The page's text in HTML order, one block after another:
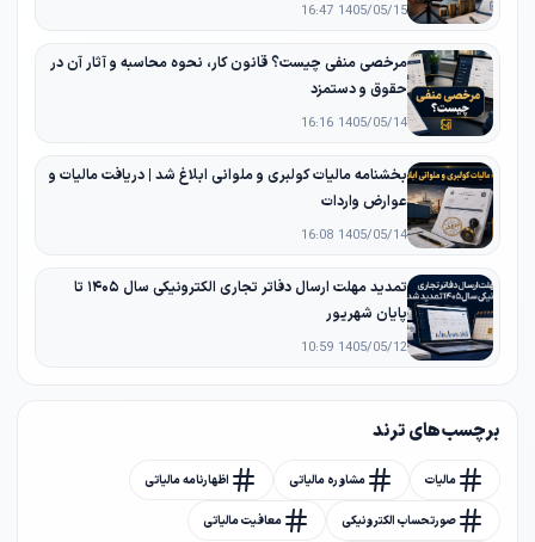
1405/05/15 16:47
مرخصی منفی چیست؟ قانون کار، نحوه محاسبه و آثار آن در
حقوق و دستمزد
1405/05/14 16:16
بخشنامه مالیات کولبری و ملوانی ابلاغ شد | دریافت مالیات و
عوارض واردات
1405/05/14 16:08
تمدید مهلت ارسال دفاتر تجاری الکترونیکی سال ۱۴۰۵ تا
پایان شهریور
1405/05/12 10:59
برچسب های ترند
مالیات مشاوره مالیاتی اظهارنامه مالیاتی
صورتحساب الکترونیکی معافیت مالیاتی